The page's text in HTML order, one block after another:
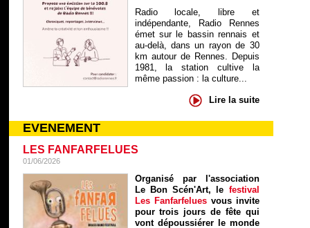
Radio locale, libre et
indépendante, Radio Rennes
émet sur le bassin rennais et
au-delà, dans un rayon de 30
km autour de Rennes. Depuis
1981, la station cultive la
même passion : la culture...
Lire la suite
EVENEMENT
LES FANFARFELUES
01/06/2026
Organisé par l'association
Le Bon Scén'Art, le festival
Les Fanfarfelues vous invite
pour trois jours de fête qui
vont dépoussiérer le monde